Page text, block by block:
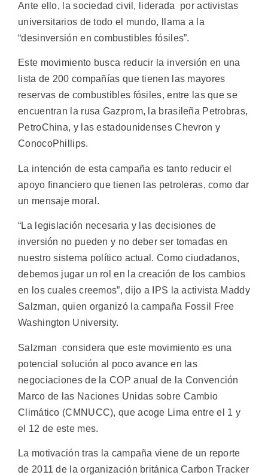
Ante ello, la sociedad civil, liderada por activistas
universitarios de todo el mundo, llama a la
“desinversión en combustibles fósiles”.
Este movimiento busca reducir la inversión en una
lista de 200 compañías que tienen las mayores
reservas de combustibles fósiles, entre las que se
encuentran la rusa Gazprom, la brasileña Petrobras,
PetroChina, y las estadounidenses Chevron y
ConocoPhillips.
La intención de esta campaña es tanto reducir el
apoyo financiero que tienen las petroleras, como dar
un mensaje moral.
“La legislación necesaria y las decisiones de
inversión no pueden y no deber ser tomadas en
nuestro sistema político actual. Como ciudadanos,
debemos jugar un rol en la creación de los cambios
en los cuales creemos”, dijo a IPS la activista Maddy
Salzman, quien organizó la campaña Fossil Free
Washington University.
Salzman considera que este movimiento es una
potencial solución al poco avance en las
negociaciones de la COP anual de la Convención
Marco de las Naciones Unidas sobre Cambio
Climático (CMNUCC), que acoge Lima entre el 1 y
el 12 de este mes.
La motivación tras la campaña viene de un reporte
de 2011 de la organización británica Carbon Tracker